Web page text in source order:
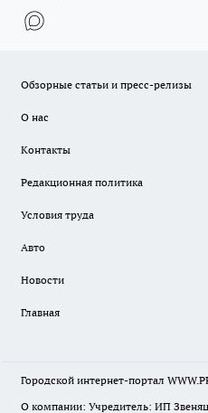
Обзорные статьи и пресс-релизы
О нас
Контакты
Редакционная политика
Условия труда
Авто
Новости
Главная
Городской интернет-портал
О компании: Учредитель: ИП